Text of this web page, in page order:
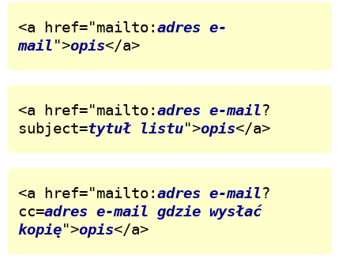
<a href="mailto:adres e-
mail">opis</a>
<a href="mailto:adres e-mail?
subject=tytuł listu">opis</a>
<a href="mailto:adres e-mail?
cc=adres e-mail gdzie wysłać
kopię">opis</a>